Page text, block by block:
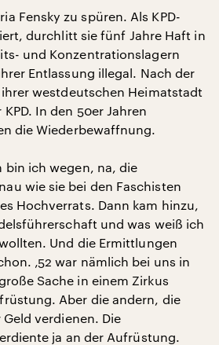
Fensky zu spüren. Als KPD-
durchlitt sie fünf Jahre Haft in
und Konzentrationslagern
Entlassung illegal. Nach der
westdeutschen Heimatstadt
In den 50er Jahren
die Wiederbewaffnung.
bin ich wegen, na, die
wie sie bei den Faschisten
Hochverrats. Dann kam hinzu,
und was weiß ich
Und die Ermittlungen
‚52 war nämlich bei uns in
Sache in einem Zirkus
Aber die andern, die
verdienen. Die
ja an der Aufrüstung.